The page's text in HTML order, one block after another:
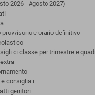
2026 - Agosto 2027)
provvisorio e orario definitivo
di classe per trimestre e
consigliati
genitori